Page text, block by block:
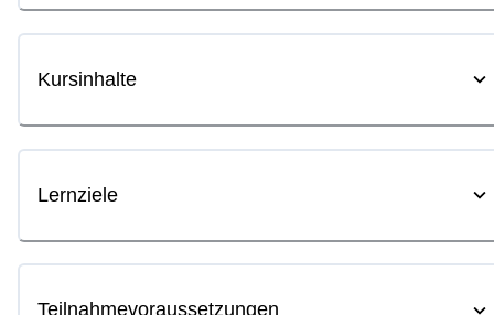
Kursinhalte
Lernziele
Teilnahmevoraussetzungen